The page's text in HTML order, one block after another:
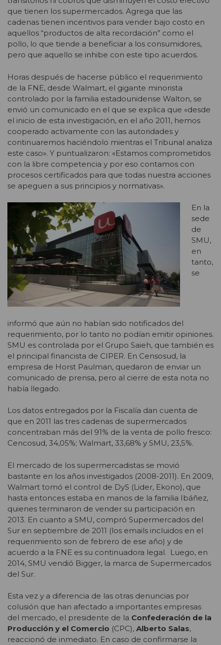
que tienen los supermercados. Agrega que las
cadenas tienen incentivos para vender bajo costo en
aquellos “productos de alta recordación” como el
pollo, lo que tiende a beneficiar a los consumidores,
pero que aquello se inhibe con este tipo acuerdos.
Horas después de hacerse público el requerimiento
de la FNE, desde Walmart, el gigante minorista
controlado por la familia estadounidense Walton, se
envió un comunicado en el que se explica que «desde
el inicio de esta investigación, en el año 2011, hemos
cooperado activamente con las autoridades y
continuaremos haciéndolo mientras el Tribunal analiza
este caso». Y puntualizaron: «Estamos comprometidos
con la libre competencia y por eso contamos con
procesos certificados para que todas nuestra acciones
se apeguen a sus principios y normativas».
En la
sede
de
SMU,
en
tanto,
se
informó que aún no habían sido notificados del
requerimiento, por lo tanto no podían emitir opiniones.
SMU es controlada por el Grupo Saieh, que también es
el principal financista de CIPER. En Censosud, la
empresa de Horst Paulman, quedaron de enviar un
comunicado de prensa, pero al cierre de esta nota no
había llegado.
Los datos entregados por la Fiscalía dan cuenta de
que en 2011 las tres cadenas de supermercados
concentraban más del 91% de la venta de pollo fresco:
Cencosud, 34,05%; Walmart, 33,68% y SMU, 23,5%.
El mercado de los supermercadistas se movió
bastante en los años investigados (2008-2011). En 2009,
Walmart tomó el control de DyS (Lider, Ekono), que
hasta entonces estaba en manos de la familia Ibáñez,
quienes terminaron de vender su participación en
2013. En cuanto a SMU, compró Supermercados del
Sur en septiembre de 2011 (los emails incluidos en el
requerimiento son de febrero de ese año) y de
acuerdo a la FNE es su continuadora legal. Luego, en
2014, SMU vendió Bigger, la marca de Supermercados
del Sur.
Esta vez y a diferencia de las otras denuncias por
colusión que han afectado a importantes empresas
del mercado, el presidente de la Confederación de la
Producción y el Comercio (CPC), Alberto Salas,
reaccionó de inmediato. En caso de confirmarse la